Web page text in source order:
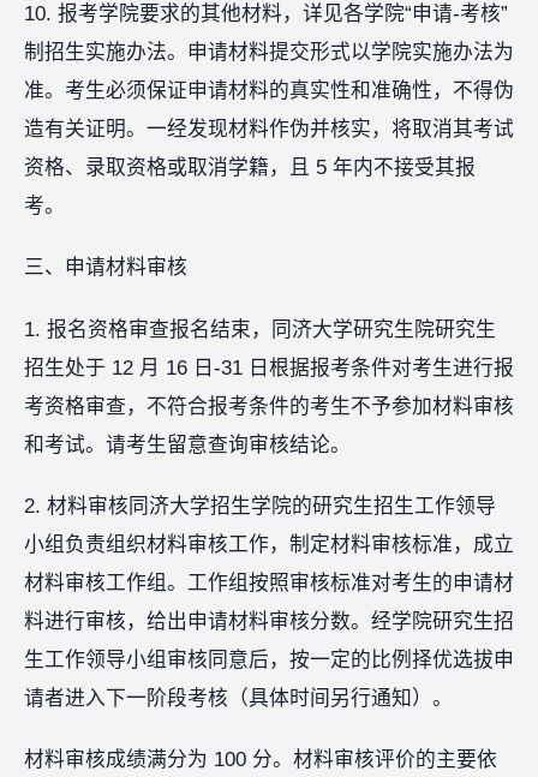
10. 报考学院要求的其他材料，详见各学院“申请-考核”
制招生实施办法。申请材料提交形式以学院实施办法为
准。考生必须保证申请材料的真实性和准确性，不得伪
造有关证明。一经发现材料作伪并核实，将取消其考试
资格、录取资格或取消学籍，且 5 年内不接受其报
考。
三、申请材料审核
1. 报名资格审查报名结束，同济大学研究生院研究生
招生处于 12 月 16 日-31 日根据报考条件对考生进行报
考资格审查，不符合报考条件的考生不予参加材料审核
和考试。请考生留意查询审核结论。
2. 材料审核同济大学招生学院的研究生招生工作领导
小组负责组织材料审核工作，制定材料审核标准，成立
材料审核工作组。工作组按照审核标准对考生的申请材
料进行审核，给出申请材料审核分数。经学院研究生招
生工作领导小组审核同意后，按一定的比例择优选拔申
请者进入下一阶段考核（具体时间另行通知）。
材料审核成绩满分为 100 分。材料审核评价的主要依